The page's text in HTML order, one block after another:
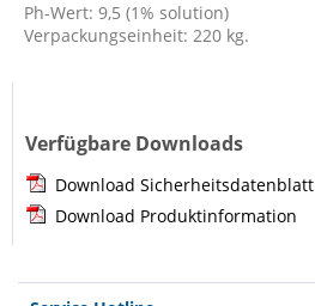
Ph-Wert: 9,5 (1% solution)
Verpackungseinheit: 220 kg.
Verfügbare Downloads
Download Sicherheitsdatenblatt
Download Produktinformation